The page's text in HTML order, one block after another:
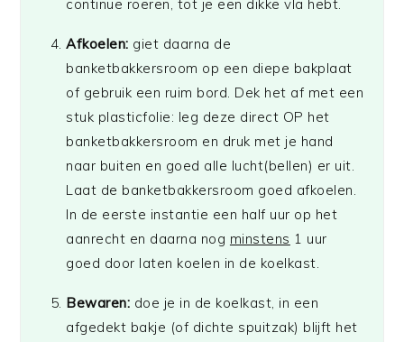
continue roeren, tot je een dikke vla hebt.
Afkoelen: giet daarna de
banketbakkersroom op een diepe bakplaat
of gebruik een ruim bord. Dek het af met een
stuk plasticfolie: leg deze direct OP het
banketbakkersroom en druk met je hand
naar buiten en goed alle lucht(bellen) er uit.
Laat de banketbakkersroom goed afkoelen.
In de eerste instantie een half uur op het
aanrecht en daarna nog minstens 1 uur
goed door laten koelen in de koelkast.
Bewaren: doe je in de koelkast, in een
afgedekt bakje (of dichte spuitzak) blijft het